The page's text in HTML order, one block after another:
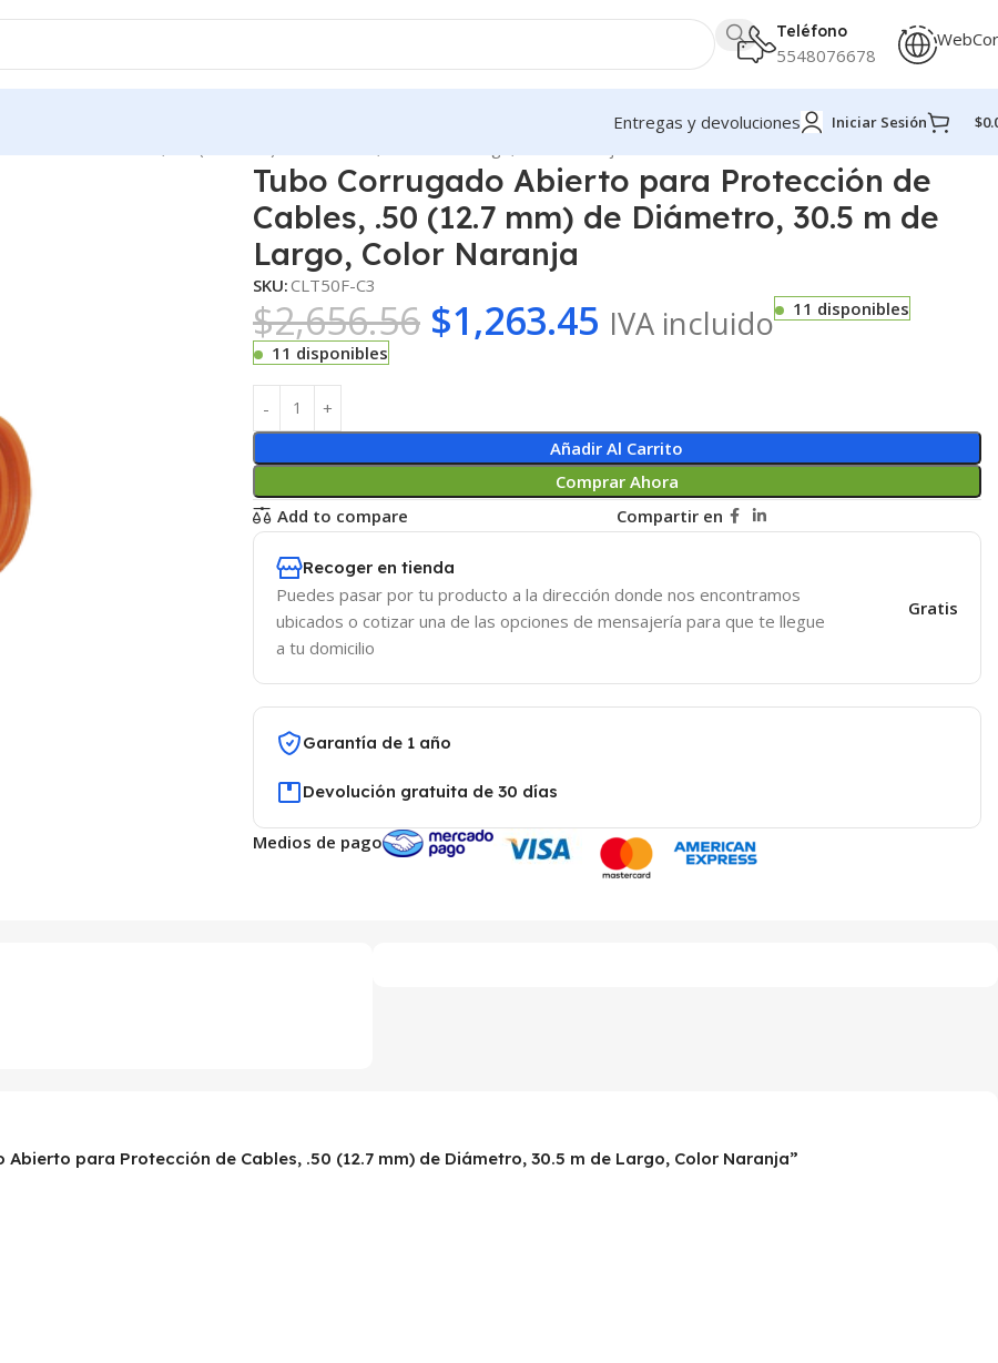
Teléfono
5548076678
Entregas y devoluciones Iniciar Sesión $
Tubo Corrugado Abierto para Protección de
Cables, .50 (12.7 mm) de Diámetro, 30.5 m de
Largo, Color Naranja
SKU:CLT50F-C3
$2,656.56 $1,263.45 IVA incluido
11 disponibles
11 disponibles
Añadir Al Carrito
Comprar Ahora
Add to compare
Compartir en
Recoger en tienda
Puedes pasar por tu producto a la dirección donde nos encontramos
ubicados o cotizar una de las opciones de mensajería para que te llegue
a tu domicilio
Gratis
Garantía de 1 año
Devolución gratuita de 30 días
Medios de pago
para Protección de Cables, .50 (12.7 mm) de Diámetro, 30.5 m de Largo, Color Naranja”